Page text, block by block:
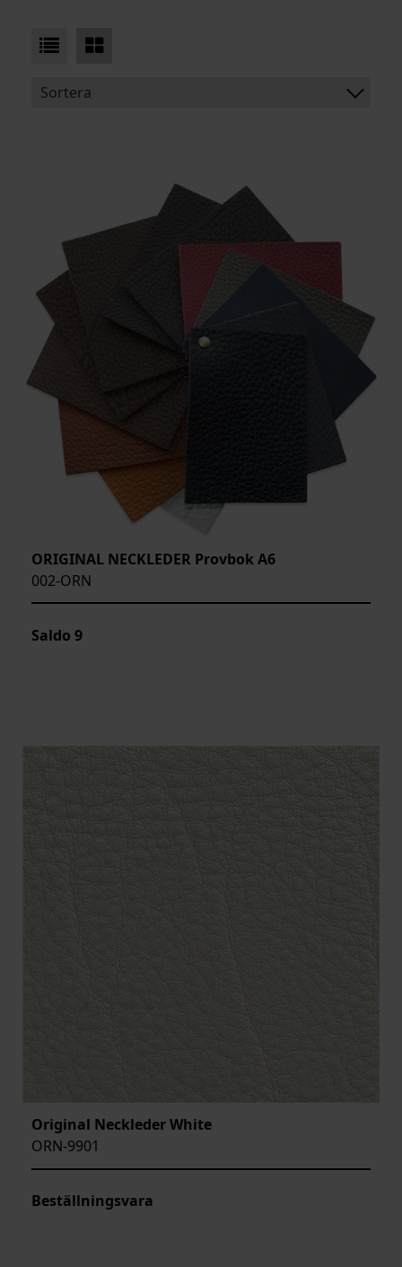
Sortera
MEDELSTORLEK
ORIGINAL NECKLEDER Provbok A6
002-ORN
Saldo 9
Original Neckleder White
ORN-9901
Beställningsvara